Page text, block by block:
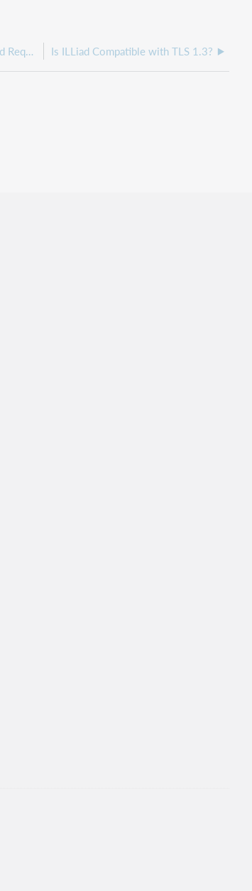
In which table is the information from the Imported Request tab pulling from in the ILLiad SQL Server? Is ILLiad Compatible with TLS 1.3?